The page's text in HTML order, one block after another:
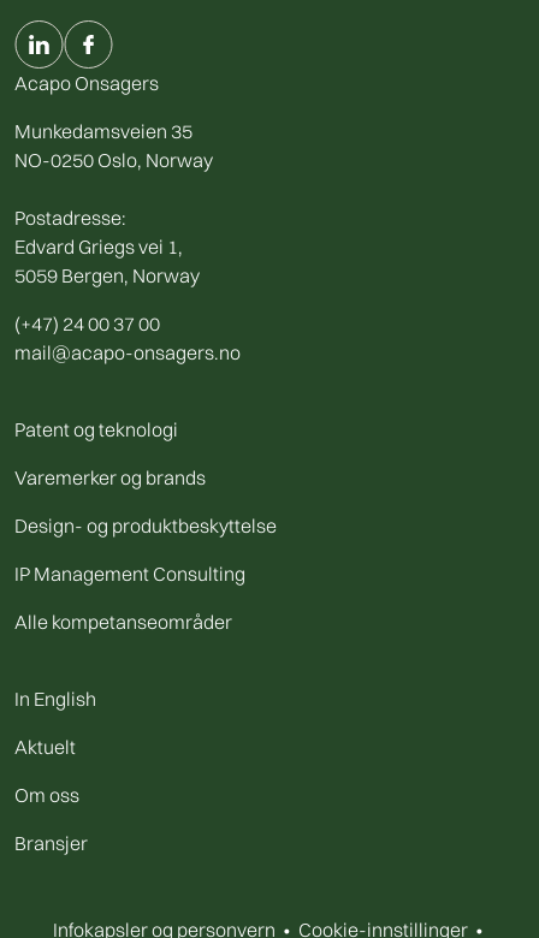
Acapo Onsagers
Munkedamsveien 35
NO-0250 Oslo, Norway
Postadresse:
Edvard Griegs vei 1,
5059 Bergen, Norway
(+47) 24 00 37 00
mail@acapo-onsagers.no
Patent og teknologi
Varemerker og brands
Design- og produktbeskyttelse
IP Management Consulting
Alle kompetanseområder
In English
Aktuelt
Om oss
Bransjer
Infokapsler og personvern • Cookie-innstillinger•